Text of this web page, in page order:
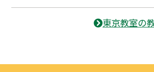
東京教室の